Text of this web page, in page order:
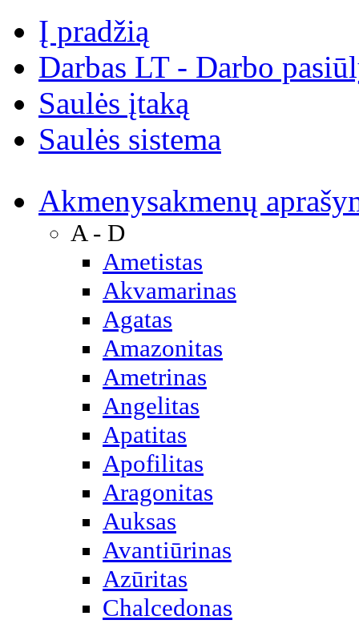
Į pradžią
Darbas LT - Darbo
Saulės įtaką
Saulės sistema
Akmenysakmenų
A - D
Ametistas
Akvamarinas
Agatas
Amazonitas
Ametrinas
Angelitas
Apatitas
Apofilitas
Aragonitas
Auksas
Avantiūrinas
Azūritas
Chalcedonas